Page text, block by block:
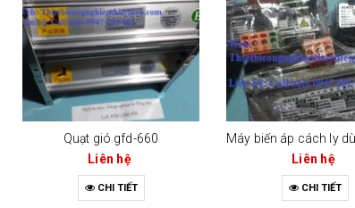
Quạt gió gfd-660
Liên hệ
CHI TIẾT
Liên hệ
CHI TIẾT